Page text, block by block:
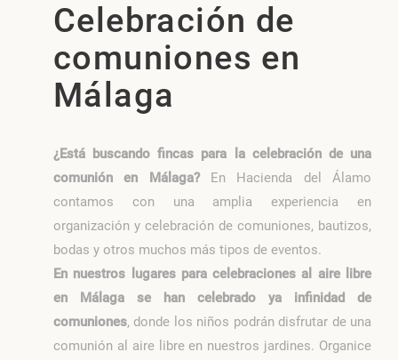
Celebración de
comuniones en
Málaga
¿Está buscando fincas para la celebración de una
comunión en Málaga?
En Hacienda del Álamo
contamos con una amplia experiencia en
organización y celebración de comuniones, bautizos,
bodas y otros muchos más tipos de eventos.
En nuestros lugares para celebraciones al aire libre
en Málaga se han celebrado ya infinidad de
comuniones, donde los niños podrán disfrutar de una
comunión al aire libre en nuestros jardines. Organice